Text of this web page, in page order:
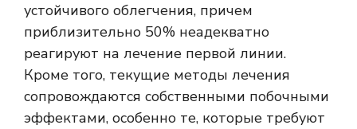
устойчивого облегчения, причем
приблизительно 50% неадекватно
реагируют на лечение первой линии.
Кроме того, текущие методы лечения
сопровождаются собственными побочными
эффектами, особенно те, которые требуют